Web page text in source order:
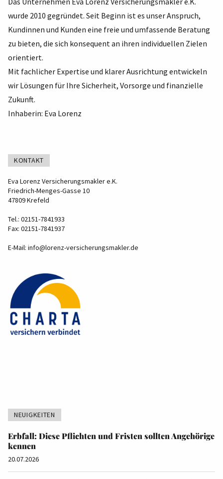
wurde 2010 gegründet. Seit Beginn ist es unser Anspruch,
Kundinnen und Kunden eine freie und umfassende Beratung
zu bieten, die sich konsequent an ihren individuellen Zielen
orientiert.
Mit fachlicher Expertise und klarer Ausrichtung entwickeln
wir Lösungen für Ihre Sicherheit, Vorsorge und finanzielle
Zukunft.
Inhaberin: Eva Lorenz
KONTAKT
Eva Lorenz Versicherungsmakler e.K.
Friedrich-Menges-Gasse 10
47809 Krefeld
Tel.: 02151-7841933
Fax: 02151-7841937
E-Mail: info@lorenz-versicherungsmakler.de
NEUIGKEITEN
Erbfall: Diese Pflichten und Fristen sollten Angehörige
kennen
20.07.2026